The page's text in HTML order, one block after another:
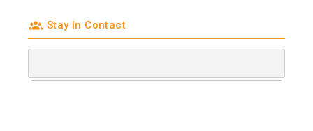
Lecornu
Stay In Contact